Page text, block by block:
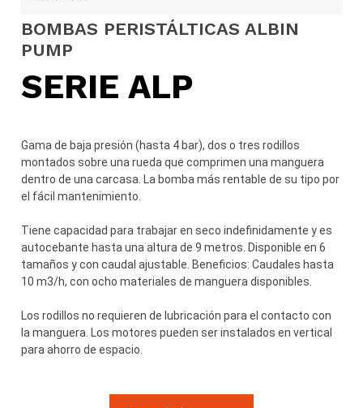
BOMBAS PERISTÁLTICAS ALBIN
PUMP​
SERIE ALP
Gama de baja presión (hasta 4 bar), dos o tres rodillos
montados sobre una rueda que comprimen una manguera
dentro de una carcasa. La bomba más rentable de su tipo por
el fácil mantenimiento.
Tiene capacidad para trabajar en seco indefinidamente y es
autocebante hasta una altura de 9 metros. Disponible en 6
tamaños y con caudal ajustable. Beneficios: Caudales hasta
10 m3/h, con ocho materiales de manguera disponibles.
Los rodillos no requieren de lubricación para el contacto con
la manguera. Los motores pueden ser instalados en vertical
para ahorro de espacio.